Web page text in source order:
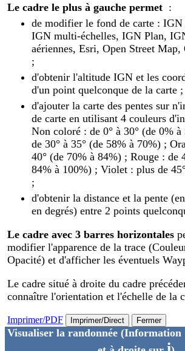
Le cadre le plus à gauche permet :
de modifier le fond de carte : IGN
IGN multi-échelles, IGN Plan,
aériennes, Esri, Open Street
;
d'obtenir l'altitude IGN et les
d'un point quelconque de la carte ;
d'ajouter la carte des pentes sur
de carte en utilisant 4 couleurs
Non coloré : de 0° à 30° (de 0% à
de 30° à 35° (de 58% à 70%) ;
40° (de 70% à 84%) ; Rouge : de
84% à 100%) ; Violet : plus de
;
d'obtenir la distance et la pente
en degrés) entre 2 points
Le cadre avec 3 barres horizontales
modifier l'apparence de la trace
Opacité) et d'afficher les éventuels
Le cadre situé à droite du cadre
connaître l'orientation et l'échelle de la
Imprimer/PDF Imprimer/Direct Fermer
Visualiser la randonnée(Information